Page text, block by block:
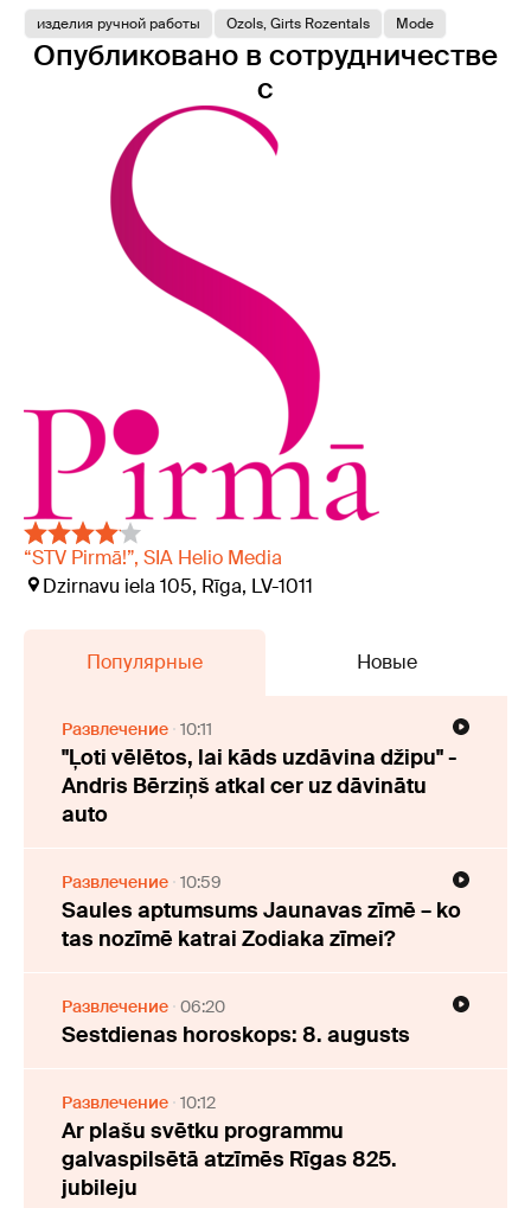
изделия ручной работы Ozols, Girts Rozentals Mode
Опубликовано в сотрудничестве
с
“STV Pirmā!”, SIA Helio Media
Dzirnavu iela 105, Rīga, LV-1011
Популярные Новые
Развлечение 10:11
"Ļoti vēlētos, lai kāds uzdāvina džipu" -
Andris Bērziņš atkal cer uz dāvinātu
auto
Развлечение 10:59
Saules aptumsums Jaunavas zīmē – ko
tas nozīmē katrai Zodiaka zīmei?
Развлечение 06:20
Sestdienas horoskops: 8. augusts
Развлечение 10:12
Ar plašu svētku programmu
galvaspilsētā atzīmēs Rīgas 825.
jubileju